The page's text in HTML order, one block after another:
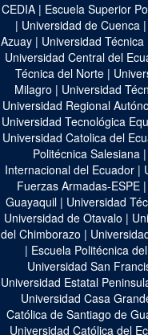
CEDIA| Escuela Superior
| Universidad de Cuenca|
Azuay| Universidad
Universidad Central del
Técnica del Norte |
Milagro | Universidad
Universidad Regional
Universidad Tecnológica
Universidad Catolica del
Politécnica Salesiana |
Internacional del Ecuador |
Fuerzas Armadas-ESPE |
Guayaquil| Universidad
Universidad de Otavalo |
del Chimborazo |
| Escuela Politécnica
Universidad San
Universidad Estatal
Universidad Casa
Católica de Santiago de
Universidad Católica del